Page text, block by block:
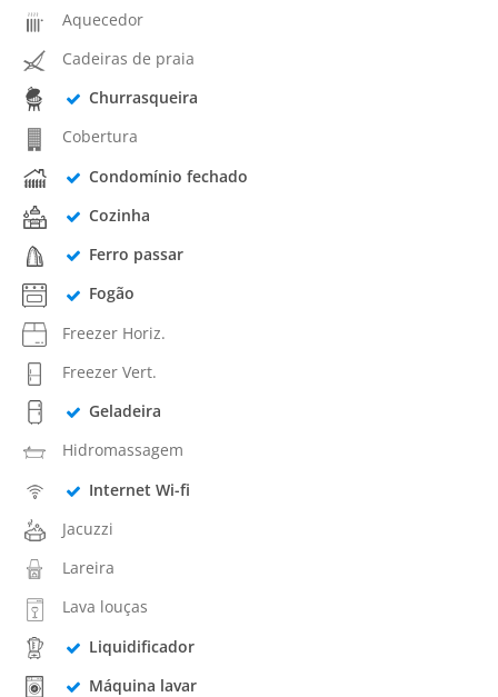
Aquecedor
Cadeiras de praia
Churrasqueira
Cobertura
Condomínio fechado
Cozinha
Ferro passar
Fogão
Freezer Horiz.
Freezer Vert.
Geladeira
Hidromassagem
Internet Wi-fi
Jacuzzi
Lareira
Lava louças
Liquidificador
Máquina lavar